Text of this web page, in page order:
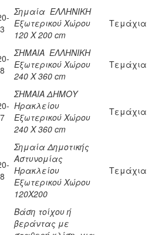
Σημαία ΕΛΛΗΝΙΚΗ
Εξωτερικού Χώρου
120 Χ 200 cm
Τεμάχια
ΣΗΜΑΙΑ ΕΛΛΗΝΙΚΗ
Εξωτερικού Χώρου
240 Χ 360 cm
Τεμάχια
ΣΗΜΑΙΑ ΔΗΜΟΥ
Ηρακλείου
Εξωτερικού Χώρου
240 Χ 360 cm
Τεμάχια
Σημαία Δημoτικής
Αστυνομίας
Ηρακλείου
Εξωτερικού Χώρου
120Χ200
Τεμάχια
Βάση τοίχου ή
βεράντας με